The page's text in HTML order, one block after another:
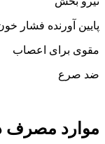
پایین آورنده فشار
مقوی برای اعصاب
ضد صرع
موارد مصرف